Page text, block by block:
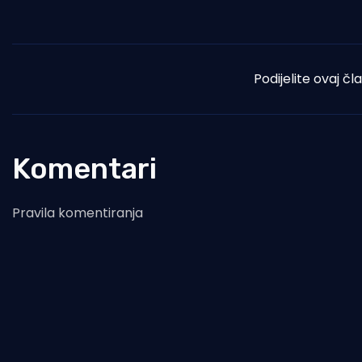
Podijelite ovaj
Komentari
Pravila komentiranja